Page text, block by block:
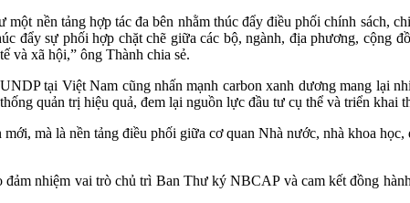
nền tảng hợp tác đa bên nhằm thúc đẩy điều phối chính sách,
đẩy sự phối hợp chặt chẽ giữa các bộ, ngành, địa phương, cộng
và xã hội,” ông Thành chia sẻ.
tại Việt Nam cũng nhấn mạnh carbon xanh dương mang lại
quản trị hiệu quả, đem lại nguồn lực đầu tư cụ thể và triển khai
mà là nền tảng điều phối giữa cơ quan Nhà nước, nhà khoa
nhiệm vai trò chủ trì Ban Thư ký NBCAP và cam kết đồng